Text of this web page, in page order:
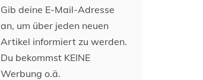
Gib deine E-Mail-Adresse
an, um über jeden neuen
Artikel informiert zu werden.
Du bekommst KEINE
Werbung o.ä.